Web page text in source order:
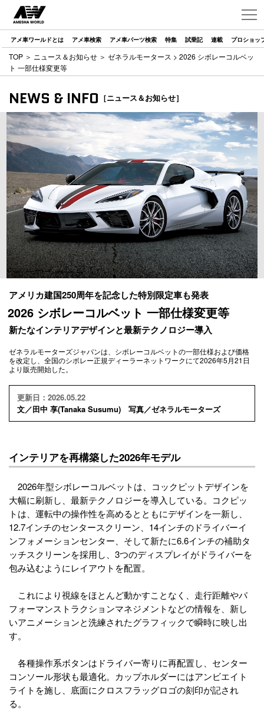
アメ車ワールドとは アメ車検索 アメ車パーツ検索 特集 試乗記 連載 プロショッ
TOP ＞ ニュース＆お知らせ ＞ ゼネラルモータース > 2026 シボレーコルベッ
ト 一部仕様変更等
NEWS & INFO ［ニュース＆お知らせ］
アメリカ建国250周年を記念した特別限定車も発表
2026 シボレーコルベット 一部仕様変更等
新たなインテリアデザインと最新テクノロジー導入
ゼネラルモーターズジャパンは、シボレーコルベットの一部仕様および価格
を改定し、全国のシボレー正規ディーラーネットワークにて2026年5月21日
より販売開始した。
更新日：2026.05.22
文／田中 享(Tanaka Susumu) 写真／ゼネラルモーターズ
インテリアを再構築した2026年モデル
2026年型シボレーコルベットは、コックピットデザインを
大幅に刷新し、最新テクノロジーを導入している。コクピッ
トは、運転中の操作性を高めるとともにデザインを一新し、
12.7インチのセンタースクリーン、14インチのドライバーイ
ンフォメーションセンター、そして新たに6.6インチの補助タ
ッチスクリーンを採用し、3つのディスプレイがドライバーを
包み込むようにレイアウトを配置。
これにより視線をほとんど動かすことなく、走行距離やパ
フォーマンストラクションマネジメントなどの情報を、新し
いアニメーションと洗練されたグラフィックで瞬時に映し出
す。
各種操作系ボタンはドライバー寄りに再配置し、センター
コンソール形状も最適化。カップホルダーにはアンビエイト
ライトを施し、底面にクロスフラッグロゴの刻印が記され
る。